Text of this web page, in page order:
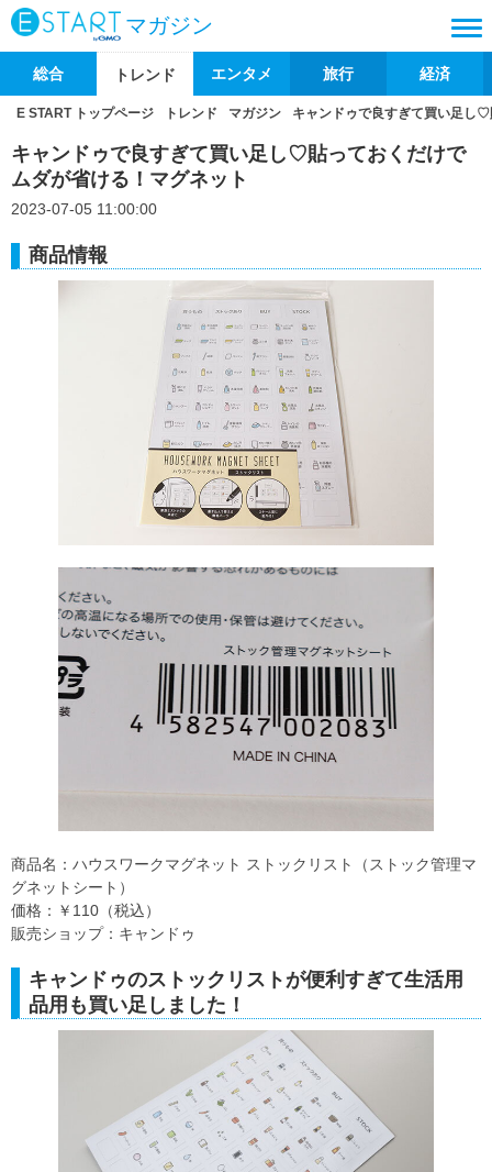
マガジン
総合 トレンド エンタメ 旅行 経済
E START トップページ トレンド マガジン キャンドゥで良すぎて買い足し
キャンドゥで良すぎて買い足し♡貼っておくだけで
ムダが省ける！マグネット
2023-07-05 11:00:00
商品情報
商品名：ハウスワークマグネット ストックリスト（ストック管理マ
グネットシート）
価格：￥110（税込）
販売ショップ：キャンドゥ
キャンドゥのストックリストが便利すぎて生活用
品用も買い足しました！